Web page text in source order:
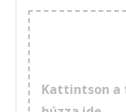
Kattintson a